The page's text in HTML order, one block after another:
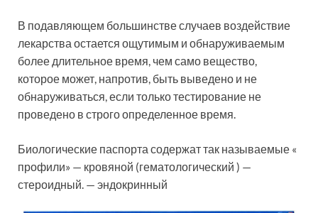
В подавляющем большинстве случаев воздействие
лекарства остается ощутимым и обнаруживаемым
более длительное время, чем само вещество,
которое может, напротив, быть выведено и не
обнаруживаться, если только тестирование не
проведено в строго определенное время.
Биологические паспорта содержат так называемые «
профили» — кровяной (гематологический ) —
стероидный. — эндокринный